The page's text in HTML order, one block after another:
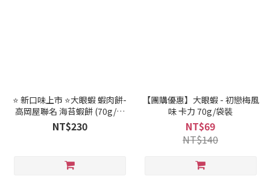
⭐ 新口味上市 ⭐大眼蝦 蝦肉餅-
高岡屋聯名 海苔蝦餅 (70g/袋
裝)
NT$230
【團購優惠】大眼蝦 - 初戀梅風
味 卡力 70g/袋裝
NT$69
NT$140